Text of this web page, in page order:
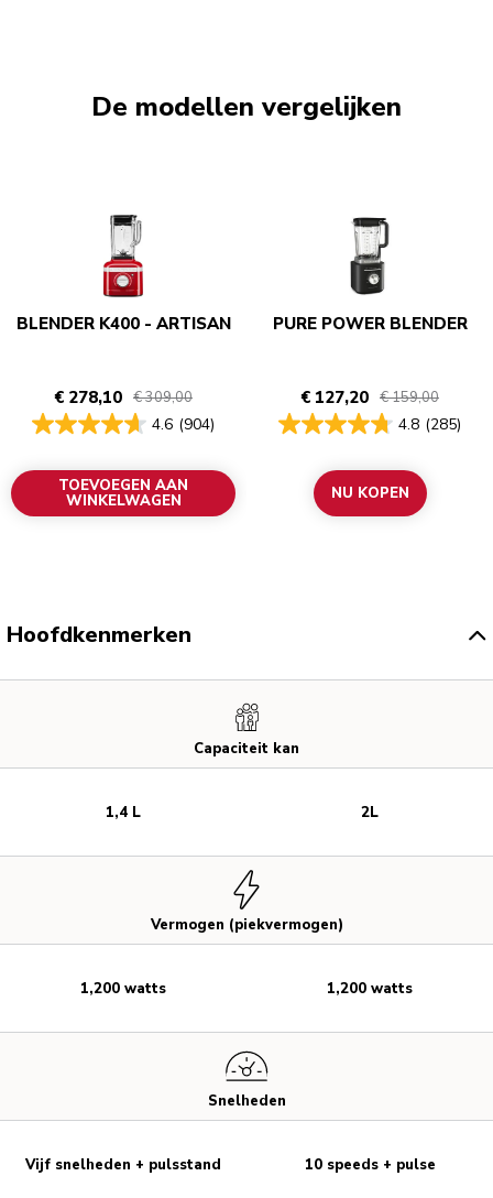
De modellen vergelijken
BLENDER K400 - ARTISAN
€ 278,10 € 309,00
4.6 (904)
TOEVOEGEN AAN
WINKELWAGEN
PURE POWER BLENDER
€ 127,20 € 159,00
4.8 (285)
NU KOPEN
Hoofdkenmerken
Capaciteit kan
Vermogen (piekvermogen)
Snelheden
1,4 L
1,200 watts
Vijf snelheden + pulsstand
2L
1,200 watts
10 speeds + pulse